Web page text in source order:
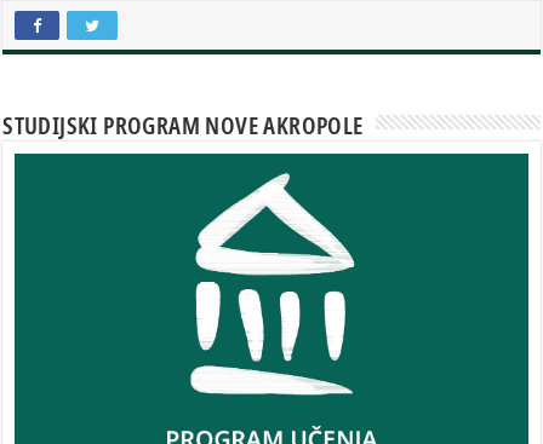
STUDIJSKI PROGRAM NOVE AKROPOLE